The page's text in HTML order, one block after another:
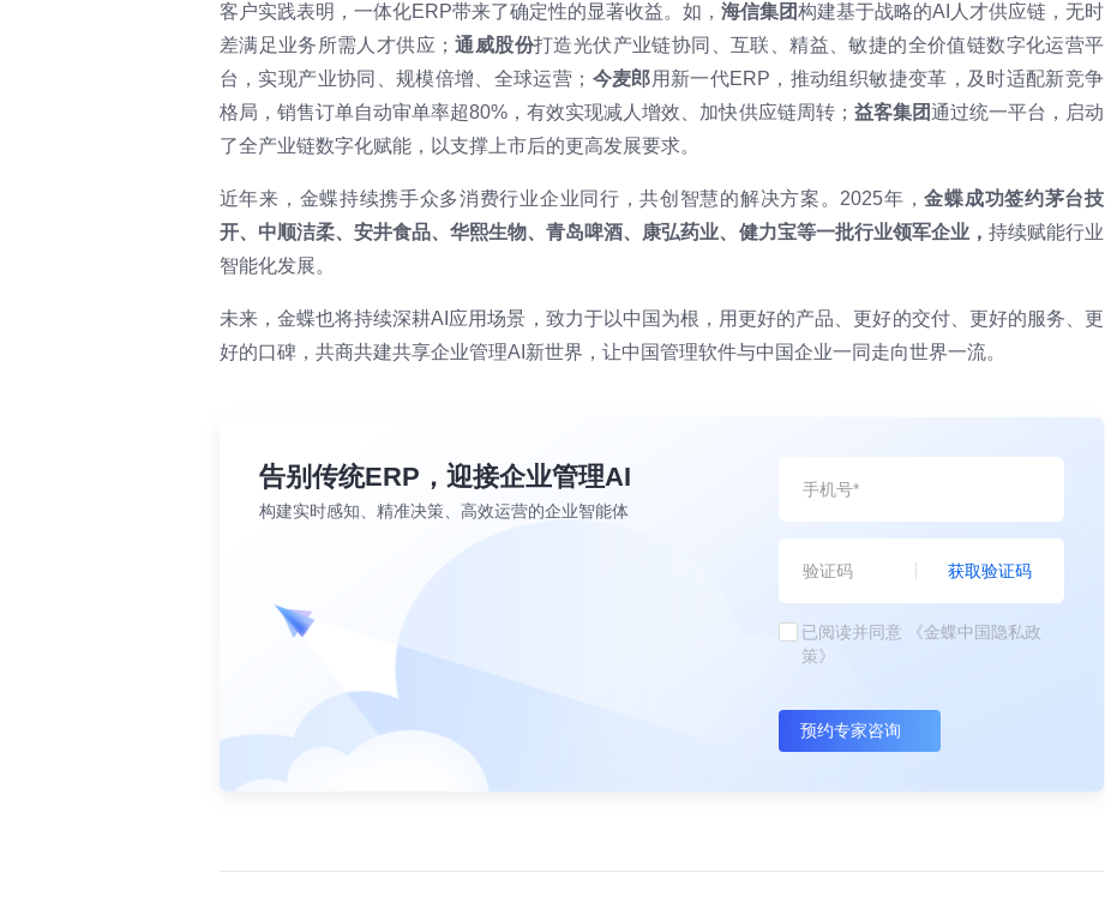
客户实践表明，一体化ERP带来了确定性的显著收益。如， 海信集团构建基于战略的AI人才供应链，无时
差满足业务所需人才供应；通威股份打造光伏产业链协同、互联、精益、敏捷的全价值链数字化运营平
台，实现产业协同、规模倍增、全球运营； 今麦郎用新一代ERP，推动组织敏捷变革，及时适配新竞争
格局，销售订单自动审单率超80%，有效实现减人增效、加快供应链周转； 益客集团通过统一平台，启动
了全产业链数字化赋能，以支撑上市后的更高发展要求。
近年来，金蝶持续携手众多消费行业企业同行，共创智慧的解决方案。2025年，金蝶成功签约茅台技
开、中顺洁柔、安井食品、华熙生物、青岛啤酒、康弘药业、健力宝等一批行业领军企业， 持续赋能行业
智能化发展。
未来，金蝶也将持续深耕AI应用场景，致力于以中国为根，用更好的产品、更好的交付、更好的服务、更
好的口碑，共商共建共享企业管理AI新世界，让中国管理软件与中国企业一同走向世界一流。
告别传统ERP，迎接企业管理AI
构建实时感知、精准决策、高效运营的企业智能体
获取验证码
已阅读并同意
《金蝶中国隐私政
策》
预约专家咨询